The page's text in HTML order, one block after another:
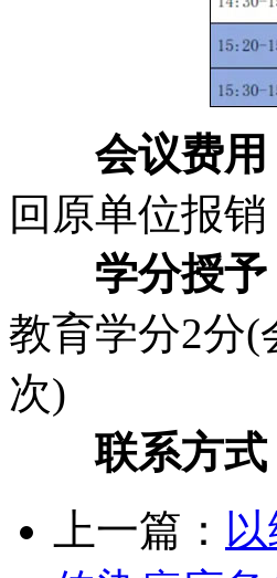
会议费用
回原单位报销
学分授予
教育学分2分(
次)
联系方式
上一篇：